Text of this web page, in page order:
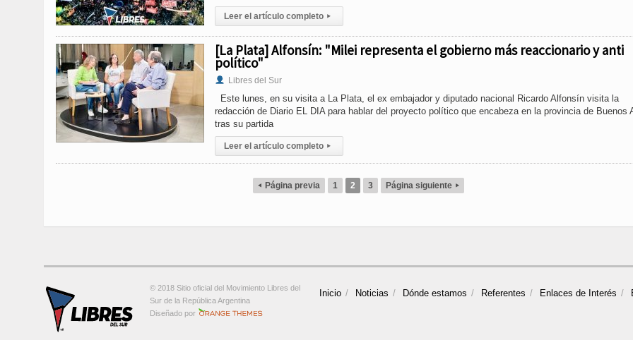
Leer el artículo completo ▸
[La Plata] Alfonsín: "Milei representa el gobierno más reaccionario y anti
político"
Libres del Sur
Este lunes, en su visita a La Plata, el ex embajador y diputado nacional Ricardo Alfonsín visita la
redacción de Diario EL DIA para hablar del proyecto político que encabeza en la provincia de Buenos
tras su partida
Leer el artículo completo ▸
◂ Página previa 1 2 3 Página siguiente ▸
Inicio Noticias Dónde estamos Referentes Enlaces de Interés
© 2018 Sitio oficial del Movimiento Libres del
Sur de la República Argentina
Diseñado por
Orange-Themes.com